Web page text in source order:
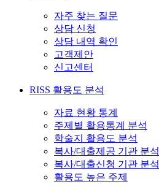
자주 찾는 질문
상담 신청
상담 내역 확인
고객제안
신고센터
RISS 활용도 분석
자료 현황 통계
주제별 활용통계 분석
학술지 활용도 분석
복사/대출제공 기관 분석
복사/대출신청 기관 분석
활용도 높은 주제